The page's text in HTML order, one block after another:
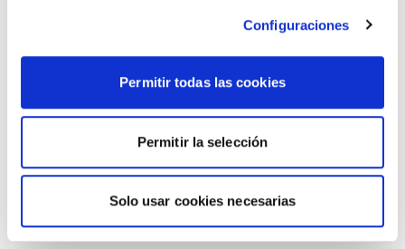
Configuraciones
Permitir todas las cookies
Permitir la selección
Solo usar cookies necesarias